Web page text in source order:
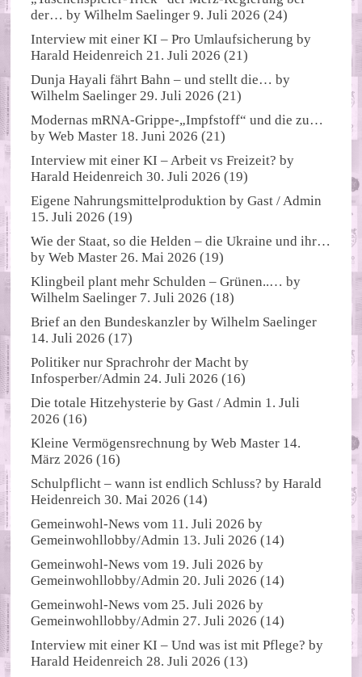
der… byWilhelm Saelinger 9. Juli 2026 (24)
Interview mit einer KI – Pro Umlaufsicherung by
Harald Heidenreich 21. Juli 2026 (21)
Dunja Hayali fährt Bahn – und stellt die… by
Wilhelm Saelinger 29. Juli 2026 (21)
Modernas mRNA-Grippe-„Impfstoff“ und die zu…
byWeb Master 18. Juni 2026 (21)
Interview mit einer KI – Arbeit vs Freizeit? by
Harald Heidenreich 30. Juli 2026 (19)
Eigene Nahrungsmittelproduktion byGast / Admin
15. Juli 2026 (19)
Wie der Staat, so die Helden – die Ukraine und ihr…
byWeb Master 26. Mai 2026 (19)
Klingbeil plant mehr Schulden – Grünen..… by
Wilhelm Saelinger 7. Juli 2026 (18)
Brief an den Bundeskanzler byWilhelm Saelinger
14. Juli 2026 (17)
Politiker nur Sprachrohr der Macht by
Infosperber/Admin 24. Juli 2026 (16)
Die totale Hitzehysterie byGast / Admin 1. Juli
2026 (16)
Kleine Vermögensrechnung byWeb Master 14.
März 2026 (16)
Schulpflicht – wann ist endlich Schluss? byHarald
Heidenreich 30. Mai 2026 (14)
Gemeinwohl-News vom 11. Juli 2026 by
Gemeinwohllobby/Admin 13. Juli 2026 (14)
Gemeinwohl-News vom 19. Juli 2026 by
Gemeinwohllobby/Admin 20. Juli 2026 (14)
Gemeinwohl-News vom 25. Juli 2026 by
Gemeinwohllobby/Admin 27. Juli 2026 (14)
Interview mit einer KI – Und was ist mit Pflege? by
Harald Heidenreich 28. Juli 2026 (13)